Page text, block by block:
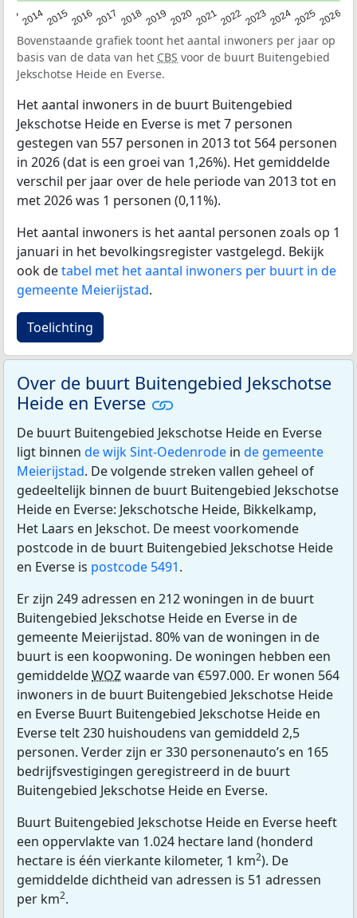
2014201520162017 20182019 2020202120222023202420252026
Bovenstaande grafiek toont het aantal inwoners per jaar op
basis van de data van het CBS voor de buurt Buitengebied
Jekschotse Heide en Everse.
Het aantal inwoners in de buurt Buitengebied
Jekschotse Heide en Everse is met 7 personen
gestegen van 557 personen in 2013 tot 564 personen
in 2026 (dat is een groei van 1,26%). Het gemiddelde
verschil per jaar over de hele periode van 2013 tot en
met 2026 was 1 personen (0,11%).
Het aantal inwoners is het aantal personen zoals op 1
januari in het bevolkingsregister vastgelegd. Bekijk
ook detabel met het aantal inwoners per buurt in de
gemeente Meierijstad.
Toelichting
Over de buurt Buitengebied Jekschotse
Heide en Everse
De buurt Buitengebied Jekschotse Heide en Everse
ligt binnen de wijk Sint-Oedenrode in de gemeente
Meierijstad. De volgende streken vallen geheel of
gedeeltelijk binnen de buurt Buitengebied Jekschotse
Heide en Everse: Jekschotsche Heide, Bikkelkamp,
Het Laars en Jekschot. De meest voorkomende
postcode in de buurt Buitengebied Jekschotse Heide
en Everse is postcode 5491.
Er zijn 249 adressen en 212 woningen in de buurt
Buitengebied Jekschotse Heide en Everse in de
gemeente Meierijstad. 80% van de woningen in de
buurt is een koopwoning. De woningen hebben een
gemiddeldeWOZwaarde van €597.000. Er wonen 564
inwoners in de buurt Buitengebied Jekschotse Heide
en Everse Buurt Buitengebied Jekschotse Heide en
Everse telt 230 huishoudens van gemiddeld 2,5
personen. Verder zijn er 330 personenauto’s en 165
bedrijfsvestigingen geregistreerd in de buurt
Buitengebied Jekschotse Heide en Everse.
Buurt Buitengebied Jekschotse Heide en Everse heeft
een oppervlakte van 1.024 hectare land (honderd
hectare is één vierkante kilometer, 1 km2). De
gemiddelde dichtheid van adressen is 51 adressen
per km2.